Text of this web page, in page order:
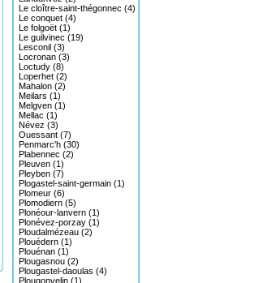
Le cloître-saint-thégonnec (4)
Le conquet (4)
Le folgoët (1)
Le guilvinec (19)
Lesconil (3)
Locronan (3)
Loctudy (8)
Loperhet (2)
Mahalon (2)
Meilars (1)
Melgven (1)
Mellac (1)
Névez (3)
Ouessant (7)
Penmarc'h (30)
Plabennec (2)
Pleuven (1)
Pleyben (7)
Plogastel-saint-germain (1)
Plomeur (6)
Plomodiern (5)
Plonéour-lanvern (1)
Plonévez-porzay (1)
Ploudalmézeau (2)
Plouédern (1)
Plouénan (1)
Plougasnou (2)
Plougastel-daoulas (4)
Plougonvelin (1)